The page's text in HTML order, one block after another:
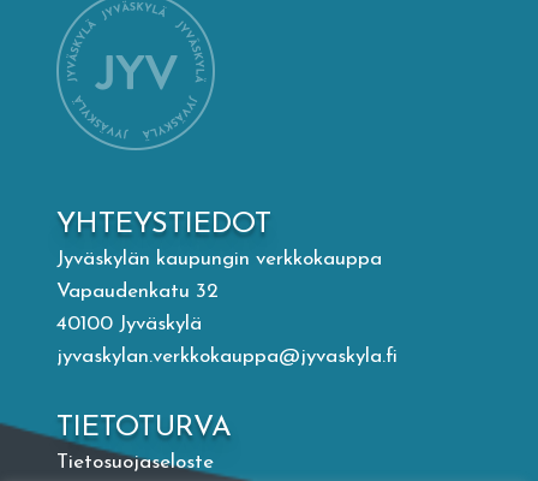
Taideapteekki
Kirjasto
Valon Kaupunki
Lasten Lysti & LystiKylä-festivaali
English
YHTEYSTIEDOT
Jyväskylän kaupungin verkkokauppa
Vapaudenkatu 32
40100 Jyväskylä
jyvaskylan.verkkokauppa@jyvaskyla.fi
TIETOTURVA
Tietosuojaseloste